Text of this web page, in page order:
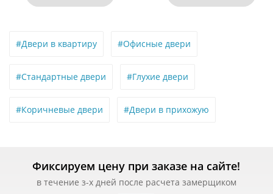
#Двери в квартиру #Офисные двери
#Стандартные двери #Глухие двери
#Коричневые двери #Двери в прихожую
Фиксируем цену при заказе на сайте!
в течение з-х дней после расчета замерщиком